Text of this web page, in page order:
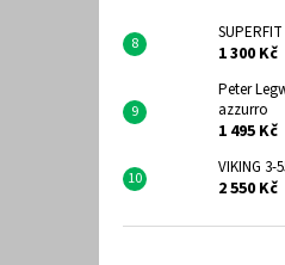
1 300 Kč
Peter
azzurro
1 495 Kč
VIKING 3-
2 550 Kč